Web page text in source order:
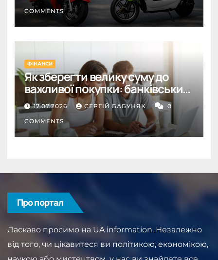
COMMENTS
ФІНАНСИ
Як зберегти велику суму до
важливої покупки: банківський
депозит як інструмент
дисципліни
17.07.2026 СЕРГІЙ БАБУНЯК 0
COMMENTS
Про портал
Ласкаво просимо на UA information. Незалежно
від того, чи цікавитеся ви політикою, економікою,